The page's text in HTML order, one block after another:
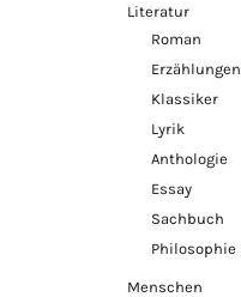
Literatur
Roman
Erzählungen
Klassiker
Lyrik
Anthologie
Essay
Sachbuch
Philosophie
Menschen